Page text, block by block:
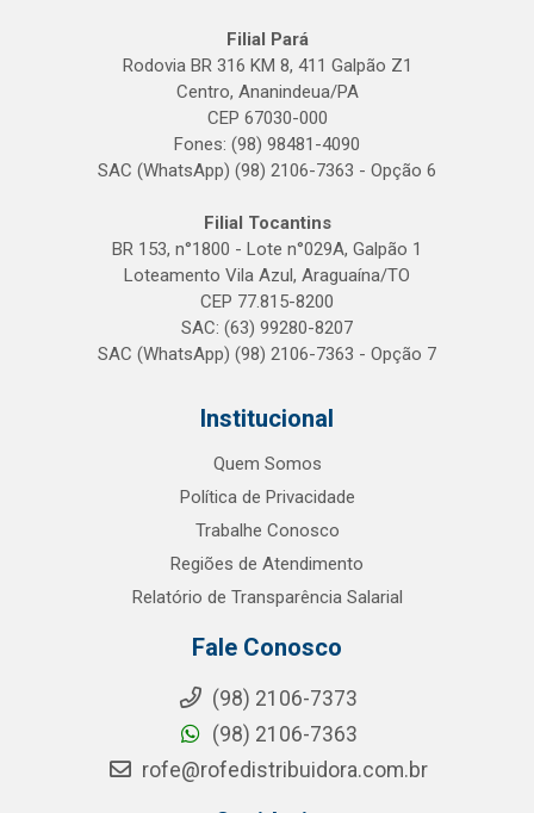
Filial Pará
Rodovia BR 316 KM 8, 411 Galpão Z1
Centro, Ananindeua/PA
CEP 67030-000
Fones: (98) 98481-4090
SAC (WhatsApp) (98) 2106-7363 - Opção 6
Filial Tocantins
BR 153, n°1800 - Lote n°029A, Galpão 1
Loteamento Vila Azul, Araguaína/TO
CEP 77.815-8200
SAC: (63) 99280-8207
SAC (WhatsApp) (98) 2106-7363 - Opção 7
Institucional
Quem Somos
Política de Privacidade
Trabalhe Conosco
Regiões de Atendimento
Relatório de Transparência Salarial
Fale Conosco
(98) 2106-7373
(98) 2106-7363
rofe@rofedistribuidora.com.br